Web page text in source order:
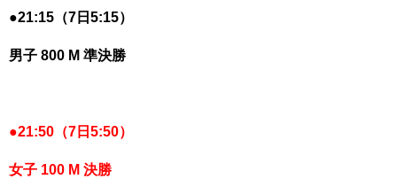
●21:15（7日5:15）
男子 800 M 準決勝
●21:50（7日5:50）
女子 100 M 決勝